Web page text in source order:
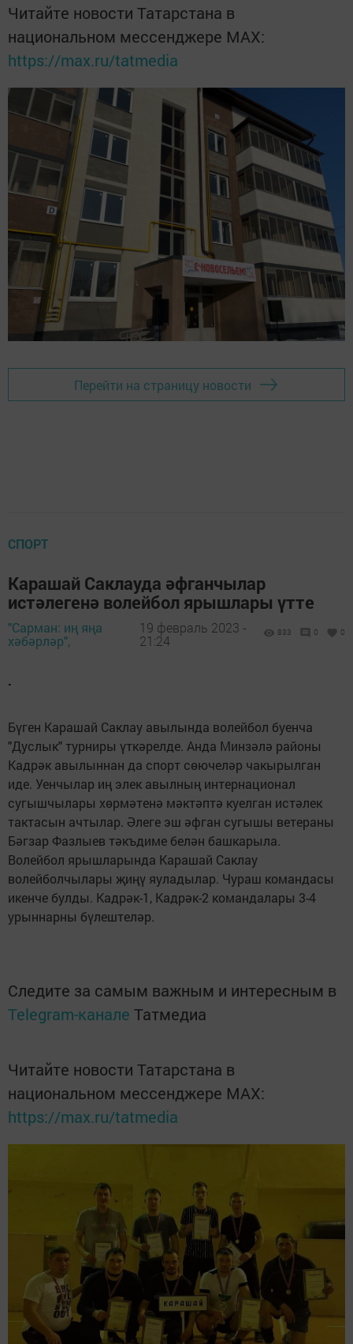
Читайте новости Татарстана в
национальном мессенджере MАХ:
https://max.ru/tatmedia
Перейти на страницу новости
СПОРТ
Карашай Саклауда әфганчылар
истәлегенә волейбол ярышлары үтте
"Сарман: иң яңа
хәбәрләр",
19 февраль 2023 -
21:24
833 0 0
.
Бүген Карашай Саклау авылында волейбол буенча
"Дуслык" турниры үткәрелде. Анда Минзәлә районы
Кадрәк авылыннан да спорт сөючеләр чакырылган
иде. Уенчылар иң элек авылның интернационал
сугышчылары хөрмәтенә мәктәптә куелган истәлек
тактасын ачтылар. Әлеге эш әфган сугышы ветераны
Бәгзар Фазлыев тәкъдиме белән башкарыла.
Волейбол ярышларында Карашай Саклау
волейболчылары җиңү яуладылар. Чураш командасы
икенче булды. Кадрәк-1, Кадрәк-2 командалары 3-4
урыннарны бүлештеләр.
Следите за самым важным и интересным в
Telegram-канале Татмедиа
Читайте новости Татарстана в
национальном мессенджере MАХ:
https://max.ru/tatmedia